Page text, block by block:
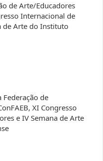
de Arte/Educadores
Internacional de
de Arte do Instituto
Federação de
XI Congresso
e IV Semana de Arte